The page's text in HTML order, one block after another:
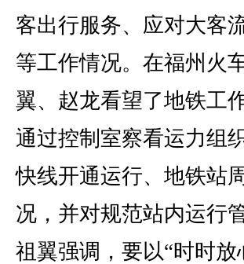
客出行服务、应对大客
等工作情况。在福州火
翼、赵龙看望了地铁工
通过控制室察看运力组
快线开通运行、地铁站
况，并对规范站内运行
祖翼强调，要以“时时放